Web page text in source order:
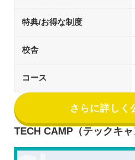
特典/お得な制度
校舎
コース
さらに詳しく
TECH CAMP（テックキャ